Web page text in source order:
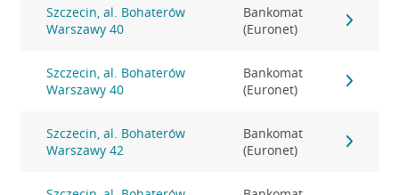
Szczecin, al. Bohaterów
Warszawy 40
Bankomat
(Euronet)
Szczecin, al. Bohaterów
Warszawy 40
Bankomat
(Euronet)
Szczecin, al. Bohaterów
Warszawy 42
Bankomat
(Euronet)